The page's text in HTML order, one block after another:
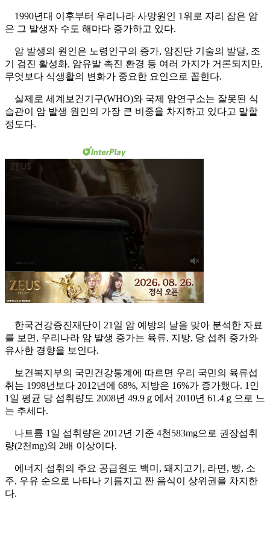
1990년대 이후부터 우리나라 사망원인 1위로 자리 잡은 암
은 그 발생자 수도 해마다 증가하고 있다.
암 발생의 원인은 노령인구의 증가, 암진단 기술의 발달, 조
기 검진 활성화, 암유발 촉진 환경 등 여러 가지가 거론되지만,
무엇보다 식생활의 변화가 중요한 요인으로 꼽힌다.
실제로 세계보건기구(WHO)와 국제 암연구소는 잘못된 식
습관이 암 발생 원인의 가장 큰 비중을 차지하고 있다고 말할
정도다.
한국건강증진재단이 21일 암 예방의 날을 맞아 분석한 자료
를 보면, 우리나라 암 발생 증가는 육류, 지방, 당 섭취 증가와
유사한 경향을 보인다.
보건복지부의 국민건강통계에 따르면 우리 국민의 육류섭
취는 1998년보다 2012년에 68%, 지방은 16%가 증가했다. 1인
1일 평균 당 섭취량도 2008년 49.9ｇ에서 2010년 61.4ｇ으로 느
는 추세다.
나트륨 1일 섭취량은 2012년 기준 4천583mg으로 권장섭취
량(2천mg)의 2배 이상이다.
에너지 섭취의 주요 공급원도 백미, 돼지고기, 라면, 빵, 소
주, 우유 순으로 나타나 기름지고 짠 음식이 상위권을 차지한
다.